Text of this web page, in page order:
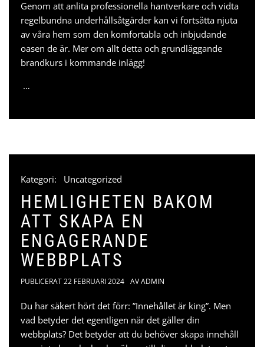
Genom att anlita professionella hantverkare och vidta
regelbundna underhållsåtgärder kan vi fortsätta njuta
av våra hem som den komfortabla och inbjudande
oasen de är. Mer om allt detta och grundläggande
brandkurs i kommande inlägg!
…
Kategori: Uncategorized
HEMLIGHETEN BAKOM
ATT SKAPA EN
ENGAGERANDE
WEBBPLATS
PUBLICERAT22 FEBRUARI 2024 AVADMIN
Du har säkert hört det förr: ”Innehållet är king”. Men
vad betyder det egentligen när det gäller din
webbplats? Det betyder att du behöver skapa innehåll